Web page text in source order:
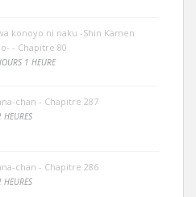
konoyo ni naku -Shin Kamen
- Chapitre 80
1 HEURE
chan - Chapitre 287
chan - Chapitre 286